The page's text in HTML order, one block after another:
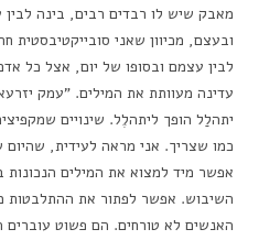
מאבק שיש לו רבדים רבים, בינה
ובעצם, מכיוון שאני סובייקטיבסטית
לבין עצמם ובסופו של יום, אצל כל
עדינה מעוותת את המילים. "עמק
יתהלַל הופך ליתהלֶל. שינויים
אפשר מיד למצוא את המילים הנכונות
השיבוש. אפשר לפתור את ההתלבטות
האנשים לא טורחים. הם פשוט